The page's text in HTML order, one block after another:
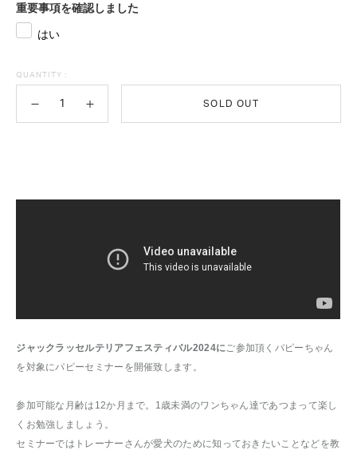
重要事項を確認しました
はい
QUANTITY :
SOLD OUT
ジャックラッセルテリアフェスティバル2024にご参加頂くパピーちゃん
を対象にパピーセミナーを開催致します。
参加可能な月齢は12か月まで。1歳未満のワンちゃん達であつまって楽し
くお勉強しましょう。
セミナーではトレーナーさんが愛犬のために知っておきたいことなどを教